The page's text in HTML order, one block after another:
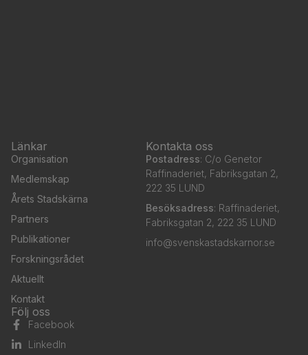
Länkar
Organisation
Medlemskap
Årets Stadskärna
Partners
Publikationer
Forskningsrådet
Aktuellt
Kontakt
Kontakta oss
Postadress: C/o Genetor
Raffinaderiet, Fabriksgatan 2,
222 35 LUND
Besöksadress: Raffinaderiet,
Fabriksgatan 2, 222 35 LUND
info@svenskastadskarnor.se
Följ oss
Facebook
LinkedIn